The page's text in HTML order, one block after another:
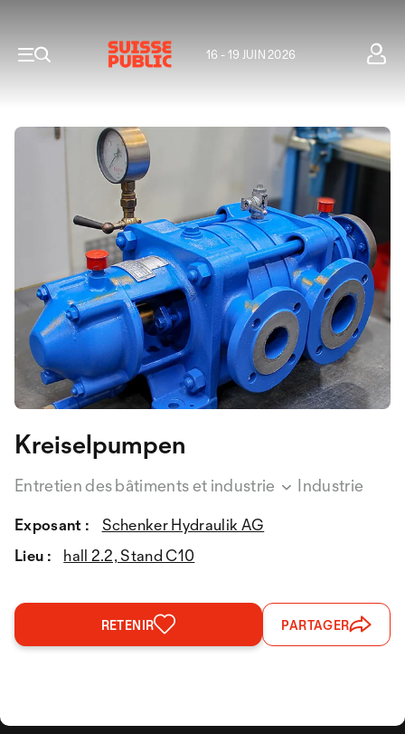
16 - 19 JUIN 2026
Kreiselpumpen
Entretien des bâtiments et industrie Industrie
Exposant :
Schenker Hydraulik AG
Lieu :
hall 2.2, Stand C10
RETENIR PARTAGER